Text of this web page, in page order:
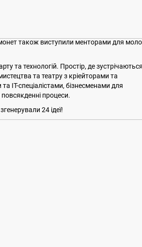
також виступили менторами для
та технологій. Простір, де
та театру з кріейторами та
IT-спеціалістами, бізнесменами для
процеси.
24 ідеї!